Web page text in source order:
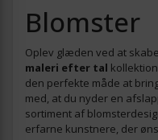
Blomster
Oplev glæden ved at
maleri efter tal
den perfekte måde at
med, at du nyder en
sortiment af
erfarne kunstnere, der